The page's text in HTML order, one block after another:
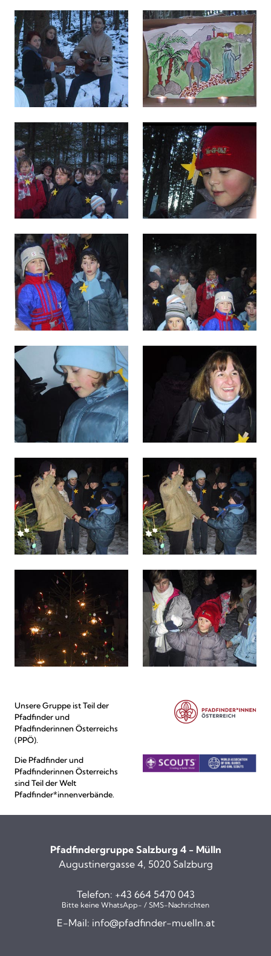
Unsere Gruppe ist Teil der
Pfadfinder und
Pfadfinderinnen Österreichs
(PPÖ).
Die Pfadfinder und
Pfadfinderinnen Österreichs
sind Teil der Welt
Pfadfinder*innenverbände.
Pfadfindergruppe Salzburg 4 - Mülln
Augustinergasse 4, 5020 Salzburg
Telefon: +43 664 5470 043
Bitte keine WhatsApp- / SMS-Nachrichten
E-Mail: info@pfadfinder-muelln.at